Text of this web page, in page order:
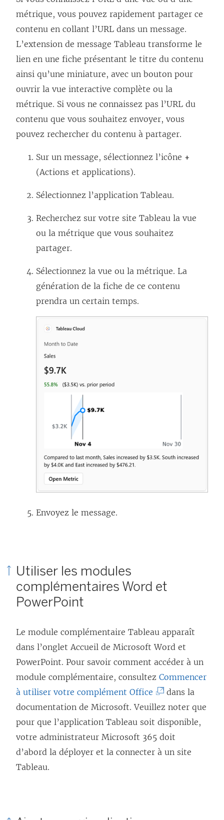
métrique, vous pouvez rapidement partager ce
contenu en collant l’URL dans un message.
L’extension de message Tableau transforme le
lien en une fiche présentant le titre du contenu
ainsi qu’une miniature, avec un bouton pour
ouvrir la vue interactive complète ou la
métrique. Si vous ne connaissez pas l’URL du
contenu que vous souhaitez envoyer, vous
pouvez rechercher du contenu à partager.
Sur un message, sélectionnez l’icône +
(Actions et applications).
Sélectionnez l’application Tableau.
Recherchez sur votre site Tableau la vue
ou la métrique que vous souhaitez
partager.
Sélectionnez la vue ou la métrique. La
génération de la fiche de ce contenu
prendra un certain temps.
Envoyez le message.
Utiliser les modules
complémentaires Word et
PowerPoint
Le module complémentaire Tableau apparaît
dans l’onglet Accueil de Microsoft Word et
PowerPoint. Pour savoir comment accéder à un
module complémentaire, consultez Commencer
à utiliser votre complément Office
L
e
l
i
dans la
documentation de Microsoft. Veuillez noter que
pour que l’application Tableau soit disponible,
votre administrateur Microsoft 365 doit
d’abord la déployer et la connecter à un site
Tableau.